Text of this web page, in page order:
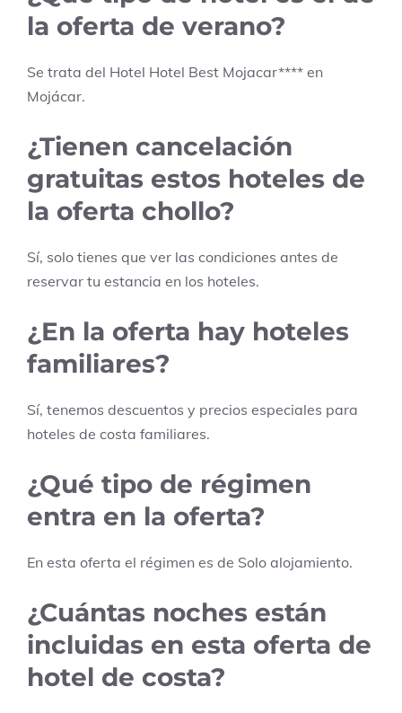
la oferta de verano?
Se trata del Hotel Hotel Best Mojacar**** en
Mojácar.
¿Tienen cancelación
gratuitas estos hoteles de
la oferta chollo?
Sí, solo tienes que ver las condiciones antes de
reservar tu estancia en los hoteles.
¿En la oferta hay hoteles
familiares?
Sí, tenemos descuentos y precios especiales para
hoteles de costa familiares.
¿Qué tipo de régimen
entra en la oferta?
En esta oferta el régimen es de Solo alojamiento.
¿Cuántas noches están
incluidas en esta oferta de
hotel de costa?